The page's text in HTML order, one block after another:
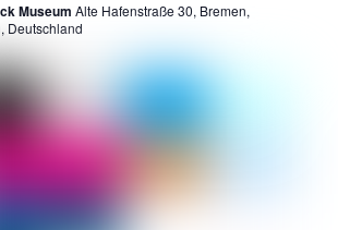
Museum Alte Hafenstraße 30, Bremen,
Deutschland